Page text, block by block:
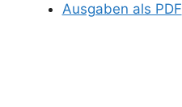
Ausgaben als PDF